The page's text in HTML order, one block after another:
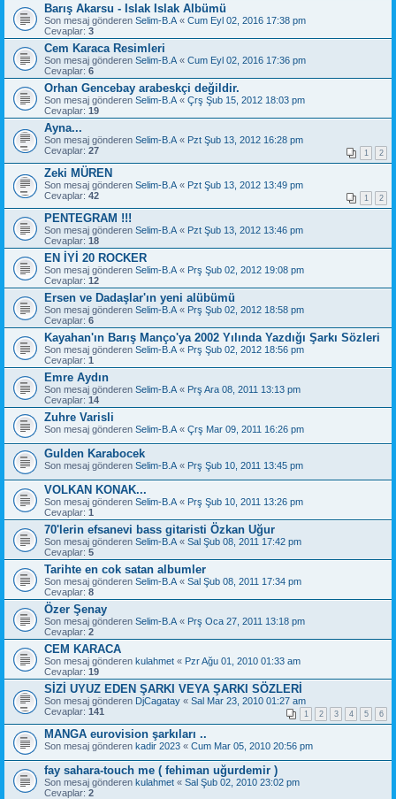
Barış Akarsu - Islak Islak Albümü
Son mesaj gönderen Selim-B.A « Cum Eyl 02, 2016 17:38 pm
Cevaplar: 3
Cem Karaca Resimleri
Son mesaj gönderen Selim-B.A « Cum Eyl 02, 2016 17:36 pm
Cevaplar: 6
Orhan Gencebay arabeskçi değildir.
Son mesaj gönderen Selim-B.A « Çrş Şub 15, 2012 18:03 pm
Cevaplar: 19
Ayna...
Son mesaj gönderen Selim-B.A « Pzt Şub 13, 2012 16:28 pm
Cevaplar: 27 1 2
Zeki MÜREN
Son mesaj gönderen Selim-B.A « Pzt Şub 13, 2012 13:49 pm
Cevaplar: 42 1 2
PENTEGRAM !!!
Son mesaj gönderen Selim-B.A « Pzt Şub 13, 2012 13:46 pm
Cevaplar: 18
EN İYİ 20 ROCKER
Son mesaj gönderen Selim-B.A « Prş Şub 02, 2012 19:08 pm
Cevaplar: 12
Ersen ve Dadaşlar'ın yeni alübümü
Son mesaj gönderen Selim-B.A « Prş Şub 02, 2012 18:58 pm
Cevaplar: 6
Kayahan'ın Barış Manço'ya 2002 Yılında Yazdığı Şarkı Sözleri
Son mesaj gönderen Selim-B.A « Prş Şub 02, 2012 18:56 pm
Cevaplar: 1
Emre Aydın
Son mesaj gönderen Selim-B.A « Prş Ara 08, 2011 13:13 pm
Cevaplar: 14
Zuhre Varisli
Son mesaj gönderen Selim-B.A « Çrş Mar 09, 2011 16:26 pm
Gulden Karabocek
Son mesaj gönderen Selim-B.A « Prş Şub 10, 2011 13:45 pm
VOLKAN KONAK...
Son mesaj gönderen Selim-B.A « Prş Şub 10, 2011 13:26 pm
Cevaplar: 1
70'lerin efsanevi bass gitaristi Özkan Uğur
Son mesaj gönderen Selim-B.A « Sal Şub 08, 2011 17:42 pm
Cevaplar: 5
Tarihte en cok satan albumler
Son mesaj gönderen Selim-B.A « Sal Şub 08, 2011 17:34 pm
Cevaplar: 8
Özer Şenay
Son mesaj gönderen Selim-B.A « Prş Oca 27, 2011 13:18 pm
Cevaplar: 2
CEM KARACA
Son mesaj gönderen kulahmet « Pzr Ağu 01, 2010 01:33 am
Cevaplar: 19
SİZİ UYUZ EDEN ŞARKI VEYA ŞARKI SÖZLERİ
Son mesaj gönderen DjCagatay « Sal Mar 23, 2010 01:27 am
Cevaplar: 141 1 2 3 4 5 6
MANGA eurovision şarkıları ..
Son mesaj gönderen kadir 2023 « Cum Mar 05, 2010 20:56 pm
fay sahara-touch me ( fehiman uğurdemir )
Son mesaj gönderen kulahmet « Sal Şub 02, 2010 23:02 pm
Cevaplar: 2